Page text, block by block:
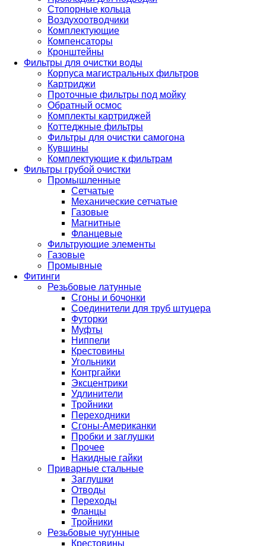
Стопорные кольца
Воздухоотводчики
Комплектующие
Компенсаторы
Кронштейны
Фильтры для очистки воды
Корпуса магистральных фильтров
Картриджи
Проточные фильтры под мойку
Обратный осмос
Комплекты картриджей
Коттеджные фильтры
Фильтры для очистки самогона
Кувшины
Комплектующие к фильтрам
Фильтры грубой очистки
Промышленные
Сетчатые
Механические сетчатые
Газовые
Магнитные
Фланцевые
Фильтрующие элементы
Газовые
Промывные
Фитинги
Резьбовые латунные
Сгоны и бочонки
Соединители для труб штуцера
Футорки
Муфты
Ниппели
Крестовины
Угольники
Контргайки
Эксцентрики
Удлинители
Тройники
Переходники
Сгоны-Американки
Пробки и заглушки
Прочее
Накидные гайки
Приварные стальные
Заглушки
Отводы
Переходы
Фланцы
Тройники
Резьбовые чугунные
Крестовины